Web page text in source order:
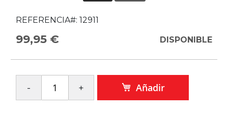
REFERENCIA#: 12911
99,95 € DISPONIBLE
Añadir